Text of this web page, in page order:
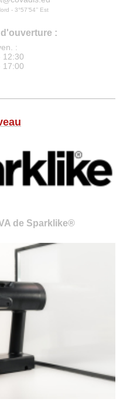
- 3°57’54’’ Est
:
:
de Sparklike®